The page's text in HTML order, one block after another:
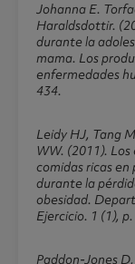
Johanna E.
Haraldsdottir.
durante la
mama. Los
enfermedades
434.
Leidy HJ, Tang
WW. (2011).
comidas ricas
durante la
obesidad.
Ejercicio. 1 (1),
Paddon-Jones